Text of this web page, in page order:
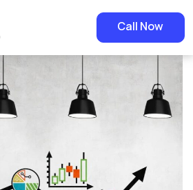
Call Now
سعر خدمة تحسين محركات البحث المناسب: